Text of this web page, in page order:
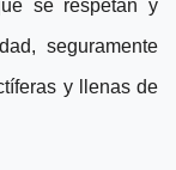
se respetan y
seguramente
y llenas de